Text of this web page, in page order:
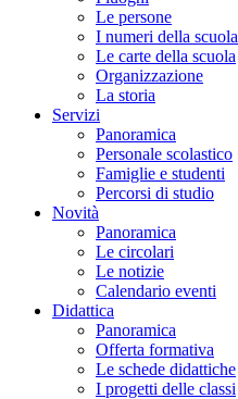
Le persone
I numeri della scuola
Le carte della scuola
Organizzazione
La storia
Servizi
Panoramica
Personale scolastico
Famiglie e studenti
Percorsi di studio
Novità
Panoramica
Le circolari
Le notizie
Calendario eventi
Didattica
Panoramica
Offerta formativa
Le schede didattiche
I progetti delle classi